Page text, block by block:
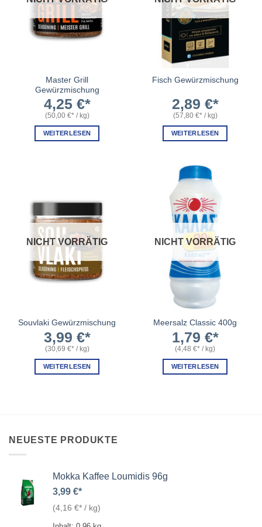
Master Grill
Gewürzmischung
4,25 €
(50,00 € / kg)
WEITERLESEN
Fisch Gewürzmischung
2,89 €
(57,80 € / kg)
WEITERLESEN
NICHT VORRÄTIG
Souvlaki Gewürzmischung
3,99 €
(30,69 € /kg)
WEITERLESEN
NICHT VORRÄTIG
Meersalz Classic 400g
1,79 €
(4,48 € /kg)
WEITERLESEN
NEUESTE PRODUKTE
Mokka Kaffee Loumidis 96g
3,99 €
(4,16 € / kg)